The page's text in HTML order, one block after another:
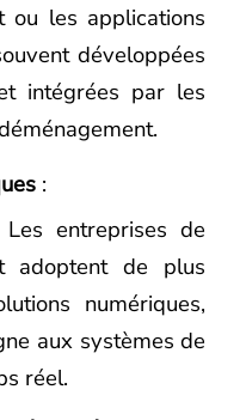
ou les applications
développées
intégrées par les
:
entreprises de
adoptent de plus
numériques,
aux systèmes de
réel.